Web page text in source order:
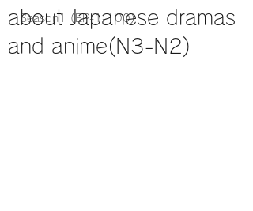
Season1 (EP-1-100)
about Japanese dramas
and anime(N3-N2)